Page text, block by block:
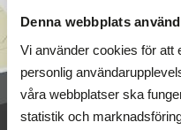
Denna webbplats
Vi använder cookies för att
personlig
våra webbplatser ska
statistik och